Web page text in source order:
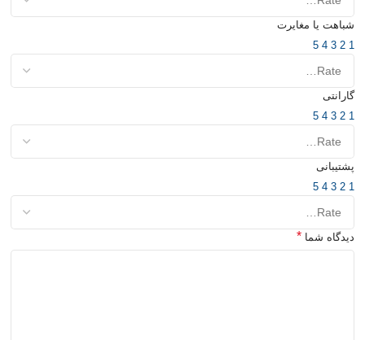
شباهت یا مغایرت
1
2
3
4
5
گارانتی
1
2
3
4
5
پشتیبانی
1
2
3
4
5
دیدگاه شما *